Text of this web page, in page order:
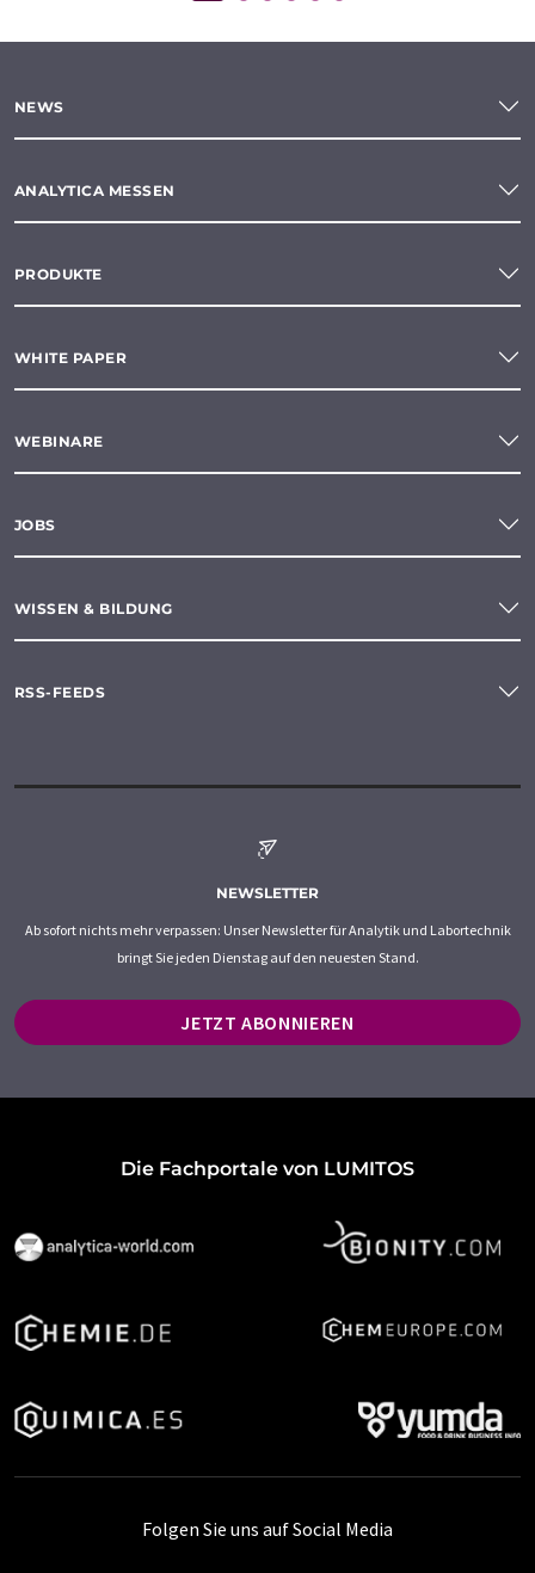
NEWS
ANALYTICA MESSEN
PRODUKTE
WHITE PAPER
WEBINARE
JOBS
WISSEN & BILDUNG
RSS-FEEDS
NEWSLETTER
Ab sofort nichts mehr verpassen: Unser Newsletter für Analytik und Labortechnik
bringt Sie jeden Dienstag auf den neuesten Stand.
JETZT ABONNIEREN
Die Fachportale von LUMITOS
Folgen Sie uns auf Social Media